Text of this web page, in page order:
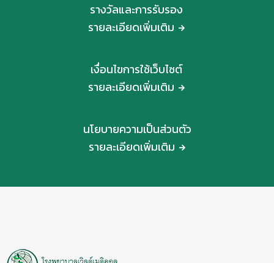
รางวัลและการรับรอง
รายละเอียดเพิ่มเติม
เงื่อนไขการใช้เว็บไซต์
รายละเอียดเพิ่มเติม
นโยบายความเป็นส่วนตัว
รายละเอียดเพิ่มเติม